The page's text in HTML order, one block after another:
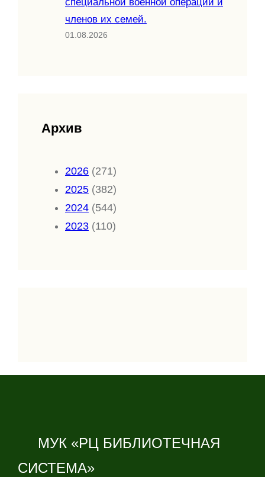
членов их семей.
01.08.2026
Архив
2026 (271)
2025 (382)
2024 (544)
2023 (110)
МУК «РЦ БИБЛИОТЕЧНАЯ
СИСТЕМА»